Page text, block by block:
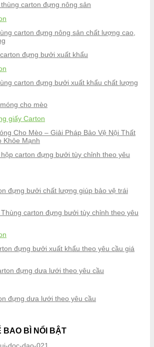
carton đựng nông sản chất lượng cao,
carton đựng bưởi xuất khẩu chất lượng
giấy Carton
Cho Mèo – Giải Pháp Bảo Vệ Nội Thất
Khỏe Mạnh
đựng bưởi chất lượng giúp bảo vệ trái
đựng bưởi xuất khẩu theo yêu cầu giá
đựng dưa lưới theo yêu cầu
BAO BÌ NỔI BẬT